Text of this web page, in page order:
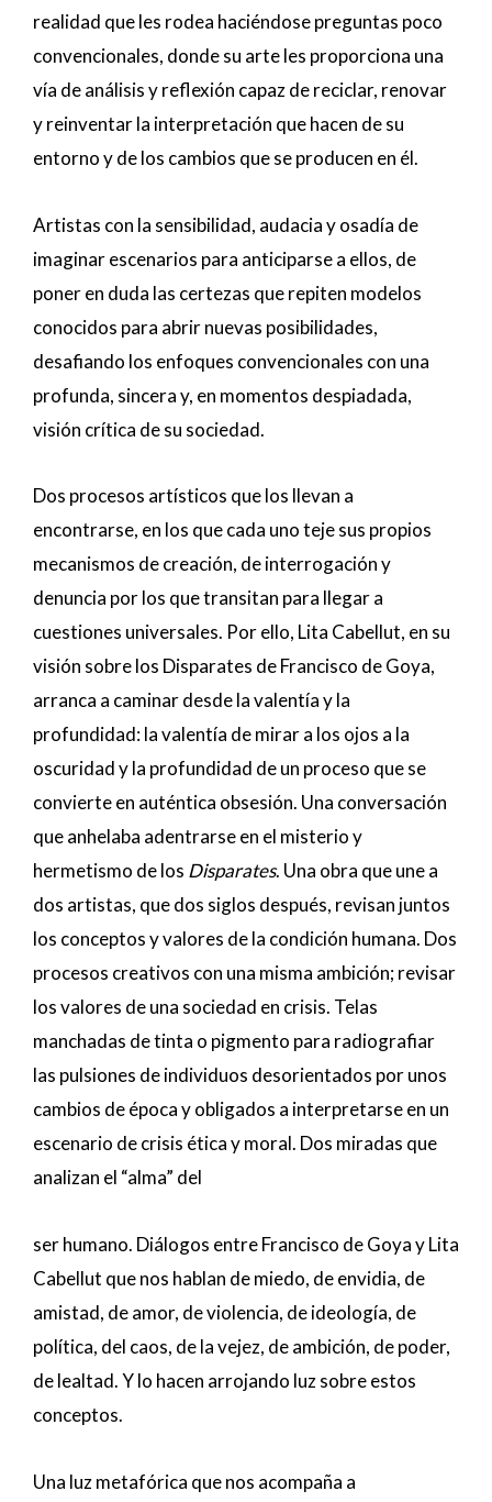
realidad que les rodea haciéndose preguntas poco
convencionales, donde su arte les proporciona una
vía de análisis y reflexión capaz de reciclar, renovar
y reinventar la interpretación que hacen de su
entorno y de los cambios que se producen en él.
Artistas con la sensibilidad, audacia y osadía de
imaginar escenarios para anticiparse a ellos, de
poner en duda las certezas que repiten modelos
conocidos para abrir nuevas posibilidades,
desafiando los enfoques convencionales con una
profunda, sincera y, en momentos despiadada,
visión crítica de su sociedad.
Dos procesos artísticos que los llevan a
encontrarse, en los que cada uno teje sus propios
mecanismos de creación, de interrogación y
denuncia por los que transitan para llegar a
cuestiones universales. Por ello, Lita Cabellut, en su
visión sobre los Disparates de Francisco de Goya,
arranca a caminar desde la valentía y la
profundidad: la valentía de mirar a los ojos a la
oscuridad y la profundidad de un proceso que se
convierte en auténtica obsesión. Una conversación
que anhelaba adentrarse en el misterio y
hermetismo de los Disparates. Una obra que une a
dos artistas, que dos siglos después, revisan juntos
los conceptos y valores de la condición humana. Dos
procesos creativos con una misma ambición; revisar
los valores de una sociedad en crisis. Telas
manchadas de tinta o pigmento para radiografiar
las pulsiones de individuos desorientados por unos
cambios de época y obligados a interpretarse en un
escenario de crisis ética y moral. Dos miradas que
analizan el “alma” del
ser humano. Diálogos entre Francisco de Goya y Lita
Cabellut que nos hablan de miedo, de envidia, de
amistad, de amor, de violencia, de ideología, de
política, del caos, de la vejez, de ambición, de poder,
de lealtad. Y lo hacen arrojando luz sobre estos
conceptos.
Una luz metafórica que nos acompaña a